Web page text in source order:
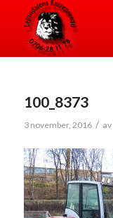
100_8373
3 november, 2016 / av